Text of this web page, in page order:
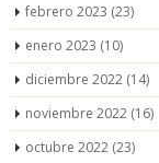
febrero 2023 (23)
enero 2023 (10)
diciembre 2022 (14)
noviembre 2022 (16)
octubre 2022 (23)